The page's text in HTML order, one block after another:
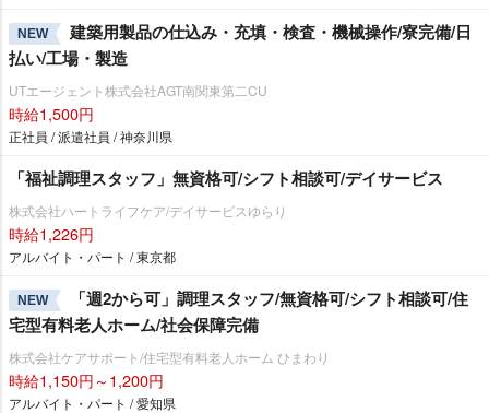
NEW
建築用製品の仕込み・充填・検査・機械操作/寮完備/日
払い/工場・製造
UTエージェント株式会社AGT南関東第二CU
時給1,500円
正社員 / 派遣社員 / 神奈川県
「福祉調理スタッフ」無資格可/シフト相談可/デイサービス
株式会社ハートライフケア/デイサービスゆらり
時給1,226円
アルバイト・パート / 東京都
NEW
「週2から可」調理スタッフ/無資格可/シフト相談可/住
宅型有料老人ホーム/社会保障完備
株式会社ケアサポート/住宅型有料老人ホーム ひまわり
時給1,150円～1,200円
アルバイト・パート / 愛知県